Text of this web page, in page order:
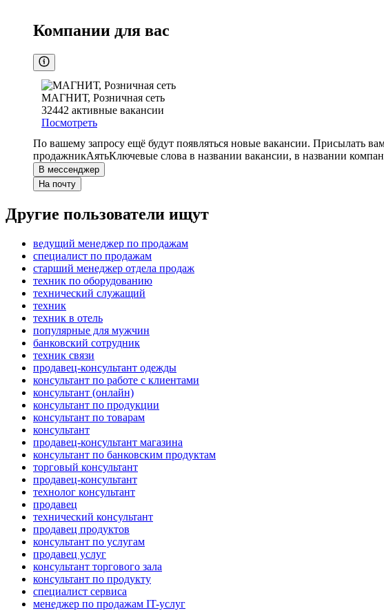
Компании для вас
МАГНИТ, Розничная сеть
32442 активные вакансии
Посмотреть
По вашему запросу ещё будут появляться новые вакансии. Присылать
продажникАятьКлючевые слова в названии вакансии, в названии
В мессенджер
На почту
Другие пользователи ищут
ведущий менеджер по продажам
специалист по продажам
старший менеджер отдела продаж
техник по оборудованию
технический служащий
техник
техник в отель
популярные для мужчин
банковский сотрудник
техник связи
продавец-консультант одежды
консультант по работе с клиентами
консультант (онлайн)
консультант по продукции
консультант по товарам
консультант
продавец-консультант магазина
консультант по банковским продуктам
торговый консультант
продавец-консультант
технолог консультант
продавец
технический консультант
продавец продуктов
консультант по услугам
продавец услуг
консультант торгового зала
консультант по продукту
специалист сервиса
менеджер по продажам IT-услуг